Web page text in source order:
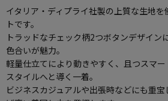
イタリア・ディプライ社製の上質な生地を
トです。
トラッドなチェック柄2つボタンデザイン
色合いが魅力。
軽量仕立てにより動きやすく、且つスマ
スタイルへと導く一着。
ビジネスカジュアルや出張時などにも重